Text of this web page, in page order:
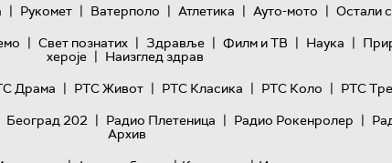
| Рукомет | Ватерполо | Атлетика | Ауто-мото | Остали
| Свет познатих | Здравље | Филм и ТВ | Наука |
хероје | Наизглед здрав
Драма | РТС Живот | РТС Класика | РТС Коло | РТС
Београд 202 | Радио Плетеница | Радио Рокенролер |
Архив